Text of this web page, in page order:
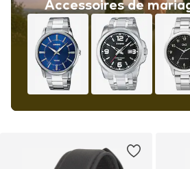
Accessoires de